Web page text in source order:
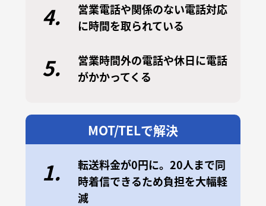
4.
営業電話や関係のない電話対応
に時間を取られている
5.
営業時間外の電話や休日に電話
がかかってくる
MOT/TELで解決
1.
転送料金が0円に。20人まで同
時着信できるため負担を大幅軽
減